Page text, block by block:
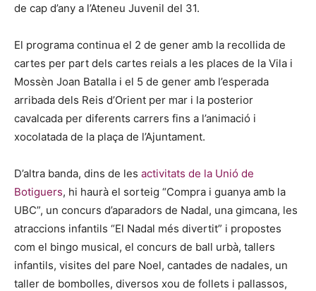
de cap d’any a l’Ateneu Juvenil del 31.
El programa continua el 2 de gener amb la recollida de
cartes per part dels cartes reials a les places de la Vila i
Mossèn Joan Batalla i el 5 de gener amb l’esperada
arribada dels Reis d’Orient per mar i la posterior
cavalcada per diferents carrers fins a l’animació i
xocolatada de la plaça de l’Ajuntament.
D’altra banda, dins de les activitats de la Unió de
Botiguers, hi haurà el sorteig “Compra i guanya amb la
UBC”, un concurs d’aparadors de Nadal, una gimcana, les
atraccions infantils “El Nadal més divertit” i propostes
com el bingo musical, el concurs de ball urbà, tallers
infantils, visites del pare Noel, cantades de nadales, un
taller de bombolles, diversos xou de follets i pallassos,